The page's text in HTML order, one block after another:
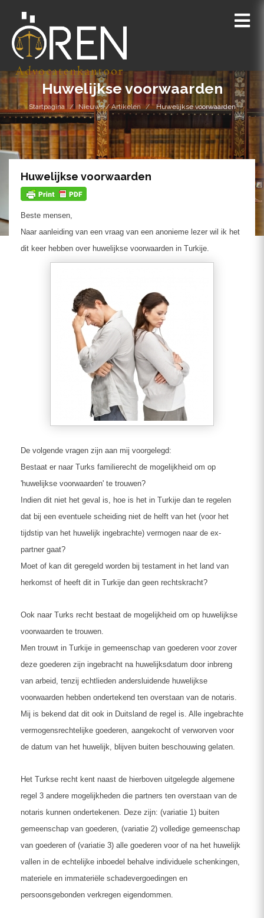
Huwelijkse voorwaarden
Startpagina Nieuws / Artikelen Huwelijkse voorwaarden
Huwelijkse voorwaarden
Beste mensen,
Naar aanleiding van een vraag van een anonieme lezer wil ik het
dit keer hebben over huwelijkse voorwaarden in Turkije.
De volgende vragen zijn aan mij voorgelegd:
Bestaat er naar Turks familierecht de mogelijkheid om op
'huwelijkse voorwaarden' te trouwen?
Indien dit niet het geval is, hoe is het in Turkije dan te regelen
dat bij een eventuele scheiding niet de helft van het (voor het
tijdstip van het huwelijk ingebrachte) vermogen naar de ex-
partner gaat?
Moet of kan dit geregeld worden bij testament in het land van
herkomst of heeft dit in Turkije dan geen rechtskracht?
Ook naar Turks recht bestaat de mogelijkheid om op huwelijkse
voorwaarden te trouwen.
Men trouwt in Turkije in gemeenschap van goederen voor zover
deze goederen zijn ingebracht na huwelijksdatum door inbreng
van arbeid, tenzij echtlieden andersluidende huwelijkse
voorwaarden hebben ondertekend ten overstaan van de notaris.
Mij is bekend dat dit ook in Duitsland de regel is. Alle ingebrachte
vermogensrechtelijke goederen, aangekocht of verworven voor
de datum van het huwelijk, blijven buiten beschouwing gelaten.
Het Turkse recht kent naast de hierboven uitgelegde algemene
regel 3 andere mogelijkheden die partners ten overstaan van de
notaris kunnen ondertekenen. Deze zijn: (variatie 1) buiten
gemeenschap van goederen, (variatie 2) volledige gemeenschap
van goederen of (variatie 3) alle goederen voor of na het huwelijk
vallen in de echtelijke inboedel behalve individuele schenkingen,
materiele en immateriële schadevergoedingen en
persoonsgebonden verkregen eigendommen.